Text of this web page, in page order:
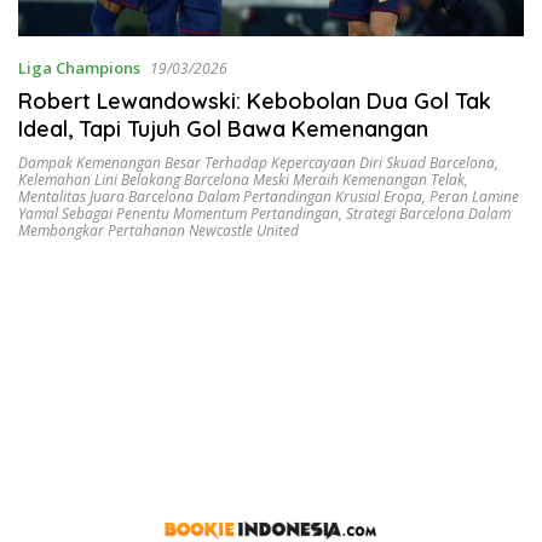
Liga Champions 19/03/2026
Robert Lewandowski: Kebobolan Dua Gol Tak
Ideal, Tapi Tujuh Gol Bawa Kemenangan
Dampak Kemenangan Besar Terhadap Kepercayaan Diri Skuad Barcelona,
Kelemahan Lini Belakang Barcelona Meski Meraih Kemenangan Telak,
Mentalitas Juara Barcelona Dalam Pertandingan Krusial Eropa, Peran Lamine
Yamal Sebagai Penentu Momentum Pertandingan, Strategi Barcelona Dalam
Membongkar Pertahanan Newcastle United